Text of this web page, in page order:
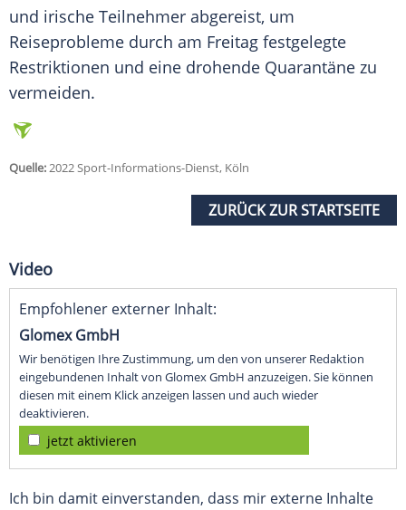
und irische Teilnehmer abgereist, um
Reiseprobleme durch am Freitag festgelegte
Restriktionen und eine drohende Quarantäne zu
vermeiden.
Quelle:2022 Sport-Informations-Dienst, Köln
ZURÜCK ZUR STARTSEITE
Video
Empfohlener externer Inhalt:
Glomex GmbH
Wir benötigen Ihre Zustimmung, um den von unserer Redaktion
eingebundenen Inhalt von Glomex GmbH anzuzeigen. Sie können
diesen mit einem Klick anzeigen lassen und auch wieder
deaktivieren.
jetzt aktivieren
Ich bin damit einverstanden, dass mir externe Inhalte